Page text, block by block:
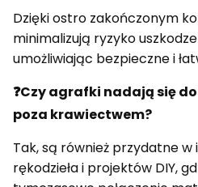
Dzięki ostro zakończonym
minimalizują ryzyko
umożliwiając bezpieczne i
❓Czy agrafki nadają się
poza krawiectwem?
Tak, są również przydatne
rękodzieła i projektów DIY,